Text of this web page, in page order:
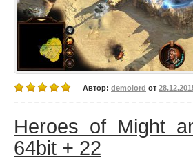
Автор: demolord от
Heroes of Might
64bit + 22